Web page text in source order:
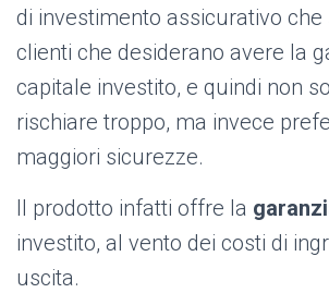
di investimento assicurativo che
clienti che desiderano avere la
capitale investito, e quindi non
rischiare troppo, ma invece
maggiori sicurezze.
Il prodotto infatti offre la
investito, al vento dei costi di
uscita.